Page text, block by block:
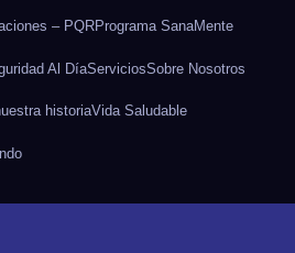
– PQRPrograma SanaMente
Al DíaServiciosSobre Nosotros
historiaVida Saludable